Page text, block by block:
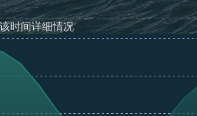
时间详细情况